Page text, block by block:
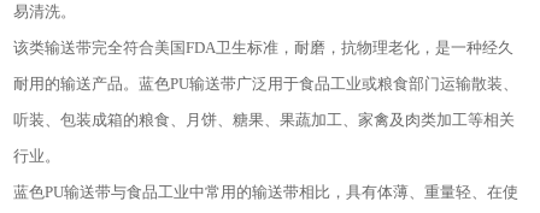
易清洗。
该类输送带完全符合美国FDA卫生标准，耐磨，抗物理老化，是一种经久
耐用的输送产品。蓝色PU输送带广泛用于食品工业或粮食部门运输散装、
听装、包装成箱的粮食、月饼、糖果、果蔬加工、家禽及肉类加工等相关
行业。
蓝色PU输送带与食品工业中常用的输送带相比，具有体薄、重量轻、在使